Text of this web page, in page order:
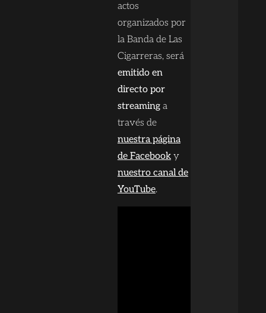
actos
organizados por
la Banda de Las
Cigarreras, será
emitido en
directo por
streaminga
través de
nuestra página
de Facebooky
nuestro canal de
YouTube.